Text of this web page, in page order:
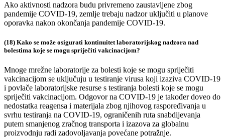
Ako aktivnosti nadzora budu privremeno zaustavljene zbog
pandemije COVID-19, zemlje trebaju nadzor uključiti u planove
oporavka nakon okončanja pandemije COVID-19.
(18) Kako se može osigurati kontinuitet laboratorijskog nadzora nad
bolestima koje se mogu spriječiti vakcinacijom?
Mnoge mrežne laboratorije za bolesti koje se mogu spriječiti
vakcinacijom se uključuju u testiranje virusa koji izaziva COVID-19
i povlače laboratorijske resurse s testiranja bolesti koje se mogu
spriječiti vakcinacijom. Odgovor na COVID-19 je također doveo do
nedostatka reagensa i materijala zbog njihovog raspoređivanja u
svrhu testiranja na COVID-19, ograničenih ruta snabdijevanja
putem smanjenog zračnog transporta i izazova za globalnu
proizvodnju radi zadovoljavanja povećane potražnje.